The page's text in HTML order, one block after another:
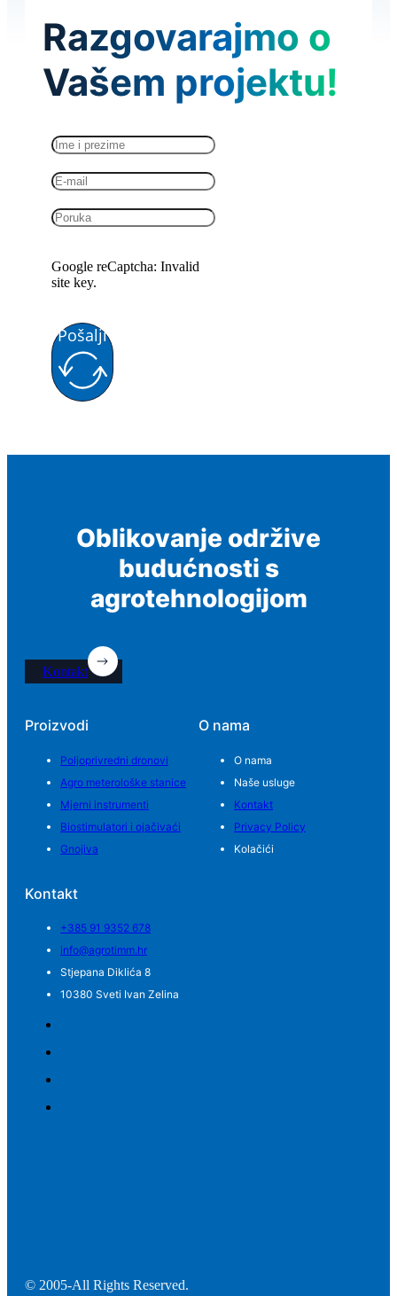
Razgovarajmo o
Vašem projektu!
Google reCaptcha: Invalid
site key.
Pošalji
Oblikovanje održive
budućnosti s
agrotehnologijom
Kontakt
Proizvodi
Poljoprivredni dronovi
Agro meterološke stanice
Mjerni instrumenti
Biostimulatori i ojačivaći
Gnojiva
O nama
O nama
Naše usluge
Kontakt
Privacy Policy
Kolačići
Kontakt
+385 91 9352 678
info@agrotimm.hr
Stjepana Diklića 8
10380 Sveti Ivan Zelina
© 2005-All Rights Reserved.